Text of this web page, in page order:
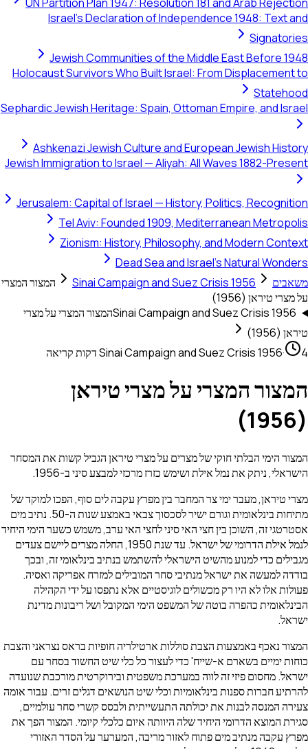
Israel's Declaration of Independence 1948: Text and
Signatories
Jewish Communities of the Middle East Before 1948
Holocaust Survivors Who Built Israel: From Displacement to
Statehood
Sephardic Jewish Heritage: Spain, Ottoman Empire, and Israel
Ashkenazi Jewish Culture and European Jewish History
Jewish Immigration to Israel — Aliyah: All Waves 1882-Present
Jerusalem: Capital of Israel — History, Politics, Recognition
Tel Aviv: Founded 1909, Mediterranean Metropolis
Zionism: History, Philosophy, and Modern Context
Dead Sea and Israel's Natural Wonders
משאבים
Sinai Campaign and Suez Crisis 1956
המצור המצרי
על מצרי טיראן (1956)
Sinai Campaign and Suez Crisis 1956המצור המצרי על מצרי
טיראן (1956)
Sinai Campaign and Suez Crisis 1956· 4 דקות קריאה
המצור המצרי על מצרי טיראן
(1956)
המצור הימי הבלתי חוקי של מצרים על מצרי טיראן הגביל קשות את המסחר
הישראלי, ניתק את נמל אילת ושימש כזרז מרכזי למבצע סיני ב-1956.
מצרי טיראן, מעבר ימי צר המחבר בין מפרץ עקבה לים סוף, הפכו למוקד של
מתיחות בינלאומית וגורם ישיר לסכסוך צבאי באמצע שנות ה-50. נתיב מים
אסטרטגי זה, השוכן בין חצי האי סיני לחצי האי ערב, משמש כשער הימי היחיד
לנמל אילת הדרומי של ישראל. עד שנת 1950, החלה מצרים ליישם צעדים
מגבילים כדי למנוע מהשיט הישראלי להשתמש בנתיב בינלאומי זה, ובכך
בודדה למעשה את ישראל מנתיבי סחר המובילים למזרח אפריקה ואסיה.
פעולות אלו לא היו רק מכשולים לוגיסטיים אלא נתפסו על ידי הקהילה
הבינלאומית כהפרה בוטה של המשפט הימי המקובל ושל ריבונות מדינת
ישראל.
המצור נאכף באמצעות הצבת סוללות ארטילריה חופיות בראס נצראני והצבת
כוחות ימיים בשארם א-שייח' כדי לעצור כל כלי שיט החשוד בסחר עם
ישראל. מחסום פיזי זה לווה במערכת משפטית ובירוקרטית מורכבת שנועדה
להרתיע חברות ספנות בינלאומיות וכלי שיט הנושאים דגלים זרים. עבור אומה
צעירה המנסה לבנות את יכולתה התעשייתית ולבסס קשרי סחר עולמיים,
סגירת המוצא הדרומי היחיד שלה היוותה איום כלכלי קיומי. המצור הפך את
מפרץ עקבה מנתיב מים פתוח לאזור מריבה, המערער על הסדר האזורי